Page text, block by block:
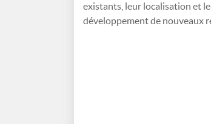
existants, leur localisation et
développement de nouveaux